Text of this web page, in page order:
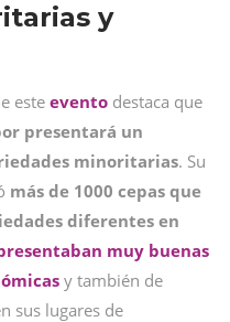
y
este evento destaca que
presentará un
minoritarias. Su
más de 1000 cepas que
diferentes en
muy buenas
y también de
sus lugares de